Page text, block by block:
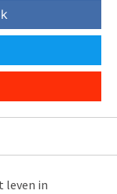
leven in